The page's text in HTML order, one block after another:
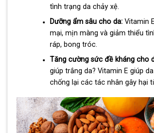
tình trạng da chảy xệ.
Dưỡng ẩm sâu cho da: Vitamin
mại, mịn màng và giảm thiểu
ráp, bong tróc.
Tăng cường sức đề kháng cho
giúp trắng da? Vitamin E giúp
chống lại các tác nhân gây hại